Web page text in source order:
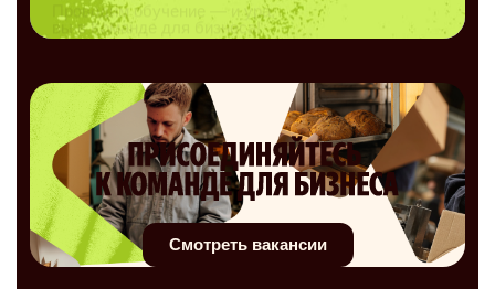
Смотреть вакансии